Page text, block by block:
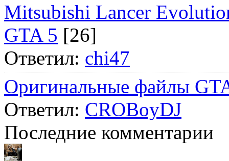
Mitsubishi Lancer
GTA 5 [26]
Ответил: chi47
Оригинальные файлы
Ответил: CROBoyDJ
Последние комментарии